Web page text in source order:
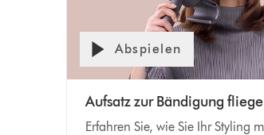
Abspielen
Aufsatz zur Bändigung
Erfahren Sie, wie Sie Ihr Styling